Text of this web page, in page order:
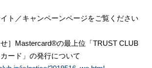
ト／キャンペーンページをご覧ください
せ］Mastercard®の最上位「TRUST CLUB
ード」の発行について